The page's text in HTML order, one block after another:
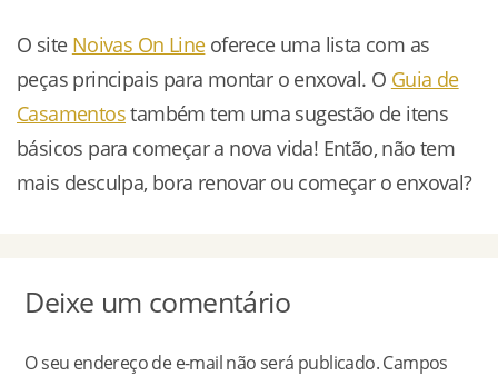
O site Noivas On Lineoferece uma lista com as
peças principais para montar o enxoval. O Guia de
Casamentostambém tem uma sugestão de itens
básicos para começar a nova vida! Então, não tem
mais desculpa, bora renovar ou começar o enxoval?
Deixe um comentário
O seu endereço de e-mail não será publicado.Campos